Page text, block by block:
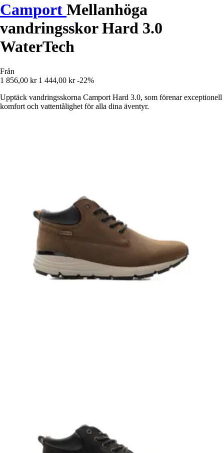
Camport Mellanhöga
vandringsskor Hard 3.0
WaterTech
Från
1 856,00 kr 1 444,00 kr -22%
Upptäck vandringsskorna Camport Hard 3.0, som förenar exceptionell
komfort och vattentålighet för alla dina äventyr.